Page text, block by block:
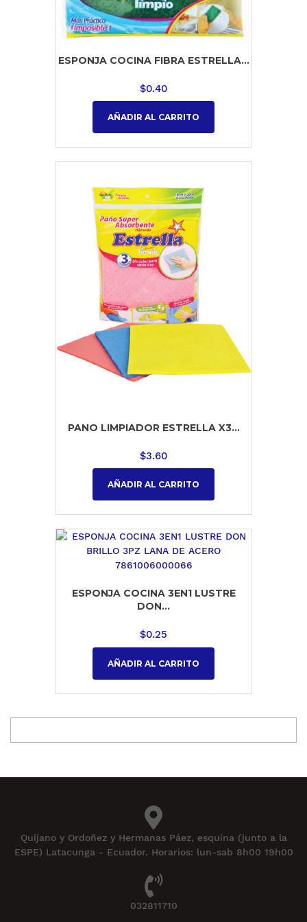
ESPONJA COCINA FIBRA ESTRELLA...
$0.40
AÑADIR AL CARRITO
PANO LIMPIADOR ESTRELLA X3...
$3.60
AÑADIR AL CARRITO
ESPONJA COCINA 3EN1 LUSTRE
DON...
$0.25
AÑADIR AL CARRITO
Quijano y Ordoñez y Hermanas Páez, esquina (junto a la
ESPE) Latacunga - Ecuador. Horarios: lun-sab 8h00 19h00
032811710